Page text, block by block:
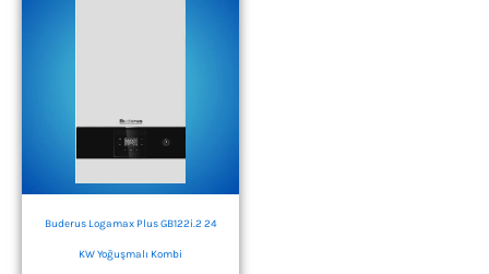
Buderus Logamax Plus GB122i.2 24
KW Yoğuşmalı Kombi